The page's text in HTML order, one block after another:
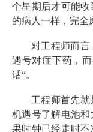
个星期后才可能
的病人一样，完全
对工程师而
遇号对症下药，
话“。
工程师首先
机遇号了解电池
果时钟已经走时